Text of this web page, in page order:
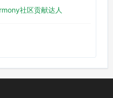
社区贡献达人